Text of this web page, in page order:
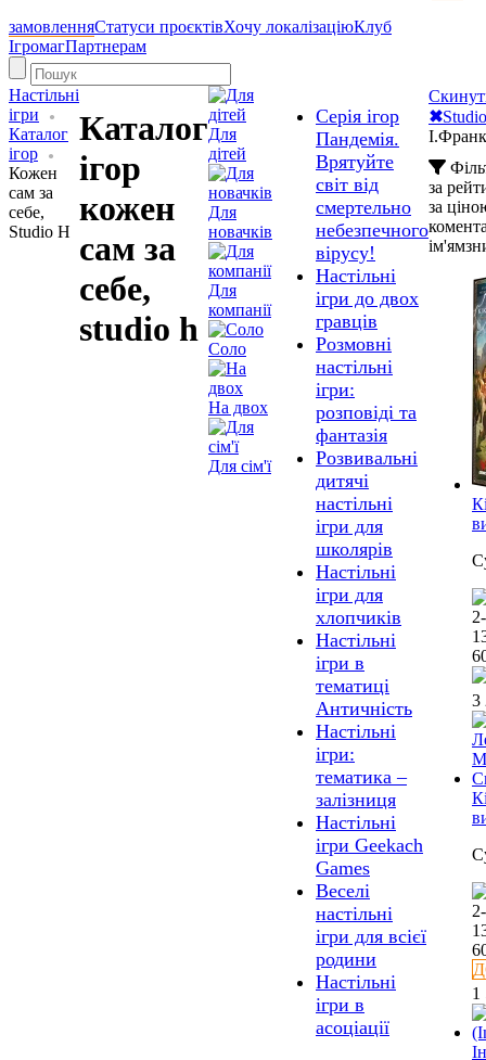
замовленняСтатуси проєктівХочу локалізаціюКлуб
ІгромагПартнерам
Настільні
ігри
Каталог
ігор
Кожен
сам за
себе,
Studio H
Каталог
ігор
кожен
сам за
себе,
studio h
Для
дітей
Для
новачків
Для
компанії
Соло
На двох
Для сім'ї
Серія ігор
Пандемія.
Врятуйте
світ від
смертельно
небезпечного
вірусу!
Настільні
ігри до двох
гравців
Розмовні
настільні
ігри:
розповіді та
фантазія
Розвивальні
дитячі
настільні
ігри для
школярів
Настільні
ігри для
хлопчиків
Настільні
ігри в
тематиці
Античність
Настільні
ігри:
тематика –
залізниця
Настільні
ігри Geekach
Games
Веселі
настільні
ігри для всієї
родини
Настільні
ігри в
асоціації
✖
за
за
ім'ям
3
1